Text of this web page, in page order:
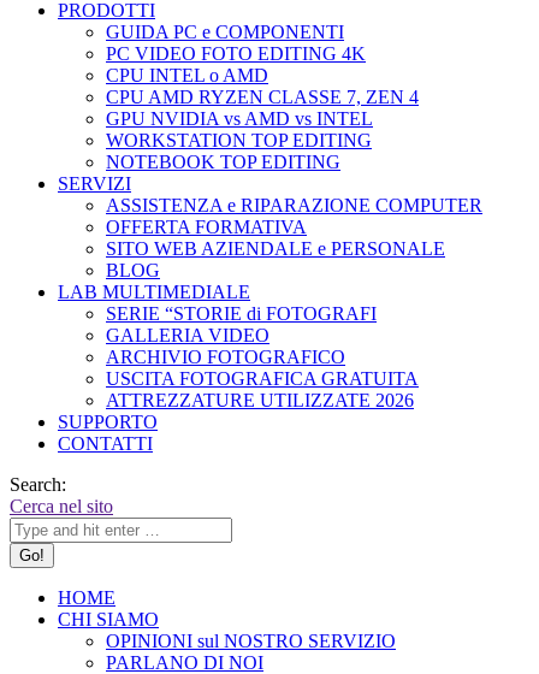
PRODOTTI
GUIDA PC e COMPONENTI
PC VIDEO FOTO EDITING 4K
CPU INTEL o AMD
CPU AMD RYZEN CLASSE 7, ZEN 4
GPU NVIDIA vs AMD vs INTEL
WORKSTATION TOP EDITING
NOTEBOOK TOP EDITING
SERVIZI
ASSISTENZA e RIPARAZIONE COMPUTER
OFFERTA FORMATIVA
SITO WEB AZIENDALE e PERSONALE
BLOG
LAB MULTIMEDIALE
SERIE “STORIE di FOTOGRAFI
GALLERIA VIDEO
ARCHIVIO FOTOGRAFICO
USCITA FOTOGRAFICA GRATUITA
ATTREZZATURE UTILIZZATE 2026
SUPPORTO
CONTATTI
Search:
Cerca nel sito
HOME
CHI SIAMO
OPINIONI sul NOSTRO SERVIZIO
PARLANO DI NOI